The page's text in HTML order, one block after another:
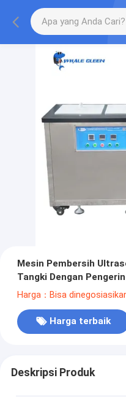
Mesin Pembersih
Tangki Dengan
Harga：Bisa
Harga terbaik
Deskripsi Produk